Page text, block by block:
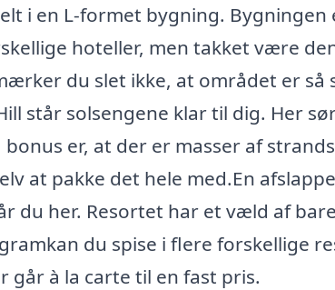
i en L-formet bygning. Bygningen
hoteller, men takket være
du slet ikke, at området er så
står solsengene klar til dig. Her
er, at der er masser af
at pakke det hele med.En
du her. Resortet har et væld af
du spise i flere forskellige
à la carte til en fast pris.